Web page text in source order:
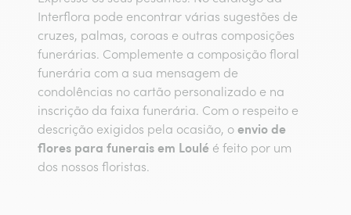
Interflora pode encontrar várias sugestões de
cruzes, palmas, coroas e outras composições
funerárias. Complemente a composição floral
funerária com a sua mensagem de
condolências no cartão personalizado e na
inscrição da faixa funerária. Com o respeito e
descrição exigidos pela ocasião, o envio de
flores para funerais em Loulé é feito por um
dos nossos floristas.